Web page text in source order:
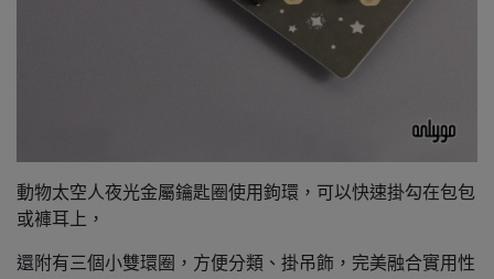
動物太空人夜光金屬鑰匙圈使用鉤環，可以快速掛勾在包包
或褲耳上，
還附有三個小雙環圈，方便分類、掛吊飾，完美融合實用性